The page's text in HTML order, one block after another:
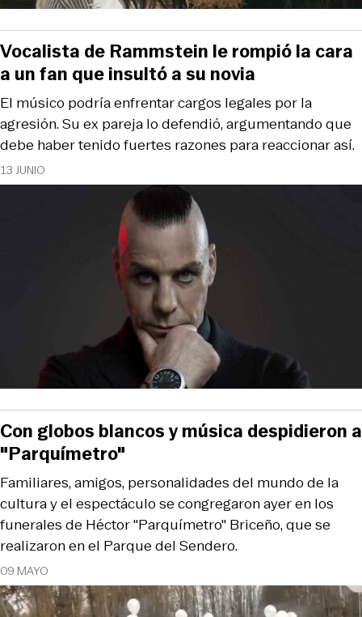
13 JUNIO
El músico podría enfrentar cargos legales por la
agresión. Su ex pareja lo defendió, argumentando que
debe haber tenido fuertes razones para reaccionar así.
Vocalista de Rammstein le rompió la cara
a un fan que insultó a su novia
09 MAYO
Familiares, amigos, personalidades del mundo de la
cultura y el espectáculo se congregaron ayer en los
funerales de Héctor "Parquímetro" Briceño, que se
realizaron en el Parque del Sendero.
Con globos blancos y música despidieron a
"Parquímetro"